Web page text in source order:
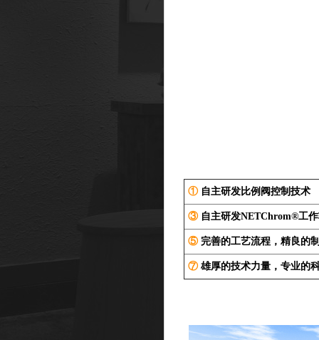
①自主研发比例阀控制技术
③自主研发NETChrom®工
⑤ 完善的工艺流程，精良的
⑦ 雄厚的技术力量，专业的